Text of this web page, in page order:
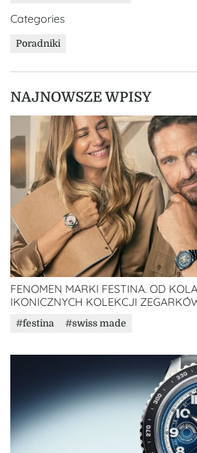
Categories
Poradniki
NAJNOWSZE WPISY
FENOMEN MARKI FESTINA. OD
IKONICZNYCH KOLEKCJI
festina swiss made